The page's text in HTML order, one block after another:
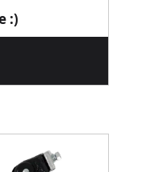
:)